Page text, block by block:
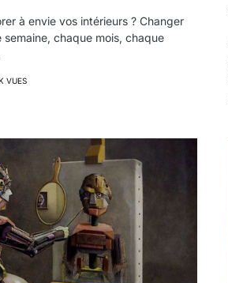
à envie vos intérieurs ? Changer
semaine, chaque mois, chaque
VUES